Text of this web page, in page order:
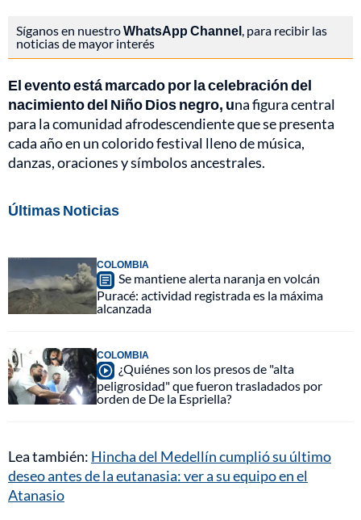
Síganos en nuestroWhatsApp Channel , para recibir las
noticias de mayor interés
El evento está marcado por la celebración del
nacimiento del Niño Dios negro, una figura central
para la comunidad afrodescendiente que se presenta
cada año en un colorido festival lleno de música,
danzas, oraciones y símbolos ancestrales.
Últimas Noticias
COLOMBIA
Se mantiene alerta naranja en volcán
Puracé: actividad registrada es la máxima
alcanzada
COLOMBIA
¿Quiénes son los presos de "alta
peligrosidad" que fueron trasladados por
orden de De la Espriella?
Lea también: Hincha del Medellín cumplió su último
deseo antes de la eutanasia: ver a su equipo en el
Atanasio